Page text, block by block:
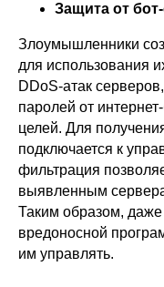
Защита от
Злоумышленники
для использования
DDoS-атак
паролей от
целей. Для
подключается к
фильтрация
выявленным
Таким образом,
вредоносной
им управлять.